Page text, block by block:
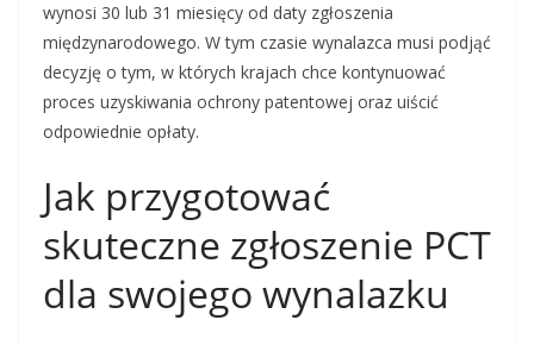
wynosi 30 lub 31 miesięcy od daty zgłoszenia
międzynarodowego. W tym czasie wynalazca musi podjąć
decyzję o tym, w których krajach chce kontynuować
proces uzyskiwania ochrony patentowej oraz uiścić
odpowiednie opłaty.
Jak przygotować
skuteczne zgłoszenie PCT
dla swojego wynalazku